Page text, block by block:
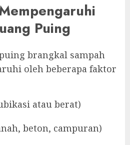
Puing
brangkal sampah
oleh beberapa faktor
atau berat)
beton, campuran)